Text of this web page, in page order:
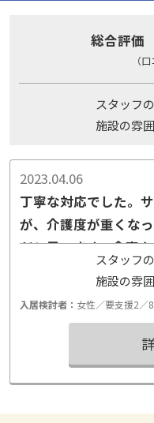
総合評価
（
スタッフ
施設の雰
2023.04.06
丁寧な対応でした。
が、介護度が重くな
だと思います。食事
したので、静かな印象
スタッフ
施設の雰
入居検討者： 女性／要支援2／